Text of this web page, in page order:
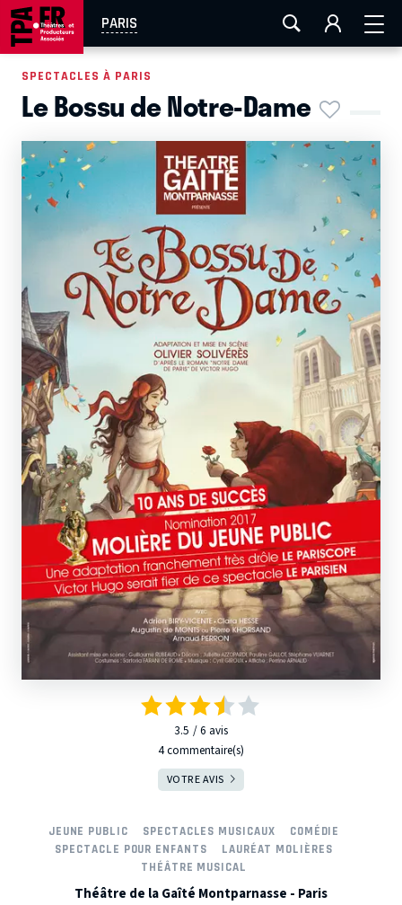
PARIS
AIX-MARSEILLE LA ROCHELLE
EN TOURNÉE
3.5 6 avis
4 commentaire(s)
VOTRE AVIS
SPECTACLES À PARIS
Le Bossu de Notre-Dame
JEUNE PUBLIC SPECTACLES MUSICAUX
COMÉDIE
SPECTACLE POUR ENFANTS
LAURÉAT MOLIÈRES
THÉÂTRE MUSICAL
Théâtre de la Gaîté Montparnasse - Paris